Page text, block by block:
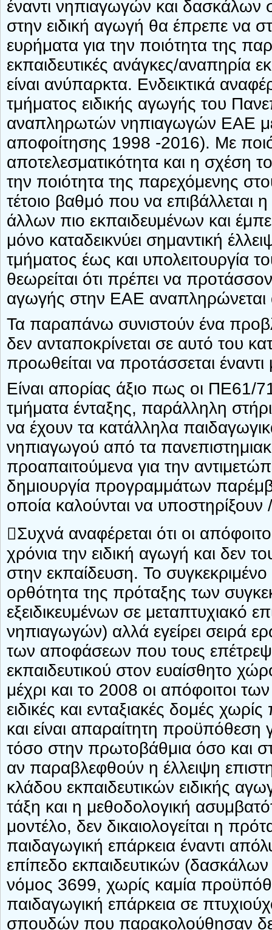
έναντι νηπιαγωγών και δασκάλων
στην ειδική αγωγή θα έπρεπε να
ευρήματα για την ποιότητα της
εκπαιδευτικές ανάγκες/αναπηρία
είναι ανύπαρκτα. Ενδεικτικά
τμήματος ειδικής αγωγής του
αναπληρωτών νηπιαγωγών ΕΑΕ
αποφοίτησης 1998 -2016). Με
αποτελεσματικότητα και η σχέση
την ποιότητα της παρεχόμενης
τέτοιο βαθμό που να επιβάλλεται
άλλων πιο εκπαιδευμένων και
μόνο καταδεικνύει σημαντική
τμήματος έως και υπολειτουργία
θεωρείται ότι πρέπει να
αγωγής στην ΕΑΕ
Τα παραπάνω συνιστούν ένα
δεν ανταποκρίνεται σε αυτό του
προωθείται να προτάσσεται
Είναι απορίας άξιο πως οι ΠΕ61/
τμήματα ένταξης, παράλληλη
να έχουν τα κατάλληλα
νηπιαγωγού από τα
προαπαιτούμενα για την
δημιουργία προγραμμάτων
οποία καλούνται να υποστηρίξουν
Συχνά αναφέρεται ότι οι
χρόνια την ειδική αγωγή και δεν
στην εκπαίδευση. Το συγκεκριμένο
ορθότητα της πρόταξης των
εξειδικευμένων σε μεταπτυχιακό
νηπιαγωγών) αλλά εγείρει σειρά
των αποφάσεων που τους
εκπαιδευτικού στον ευαίσθητο
μέχρι και το 2008 οι απόφοιτοι
ειδικές και ενταξιακές δομές
και είναι απαραίτητη
τόσο στην πρωτοβάθμια όσο και
αν παραβλεφθούν η έλλειψη
κλάδου εκπαιδευτικών ειδικής
τάξη και η μεθοδολογική
μοντέλο, δεν δικαιολογείται η
παιδαγωγική επάρκεια έναντι
επίπεδο εκπαιδευτικών
νόμος 3699, χωρίς καμία
παιδαγωγική επάρκεια σε
σπουδών που παρακολούθησαν